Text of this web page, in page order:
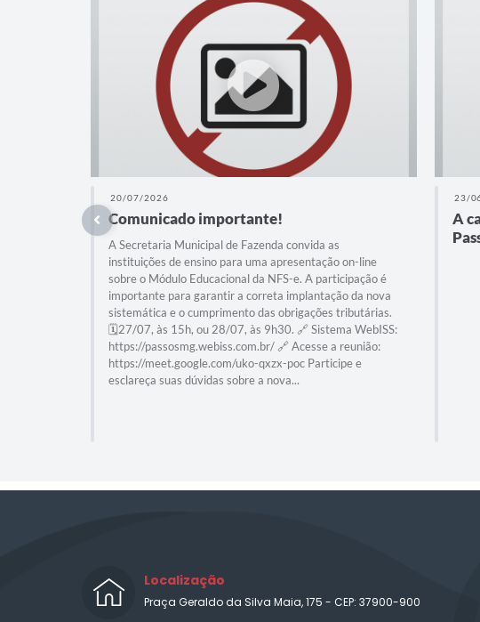
20/07/2026
Comunicado importante!
A Secretaria Municipal de Fazenda convida as
instituições de ensino para uma apresentação on-line
sobre o Módulo Educacional da NFS-e. A participação é
importante para garantir a correta implantação da nova
sistemática e o cumprimento das obrigações tributárias.
🗓️27/07, às 15h, ou 28/07, às 9h30. 🔗 Sistema WebISS:
https://passosmg.webiss.com.br/ 🔗 Acesse a reunião:
https://meet.google.com/uko-qxzx-poc Participe e
esclareça suas dúvidas sobre a nova...
23/
A
Localização
Praça Geraldo da Silva Maia, 175 - CEP: 37900-900